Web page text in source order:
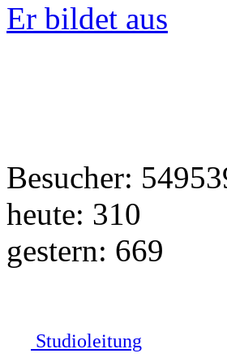
Er bildet aus
Besucher:
heute: 310
gestern: 669
Studioleitung